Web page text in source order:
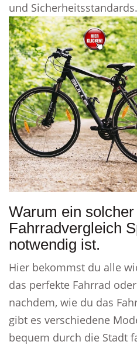
und Sicherheitsstandards.
Warum ein
Fahrradvergleich
notwendig ist.
Hier bekommst du alle
das perfekte Fahrrad
nachdem, wie du das
gibt es verschiedene
bequem durch die Stadt